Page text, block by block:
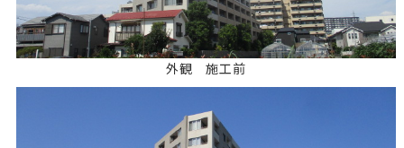
外観 施工前